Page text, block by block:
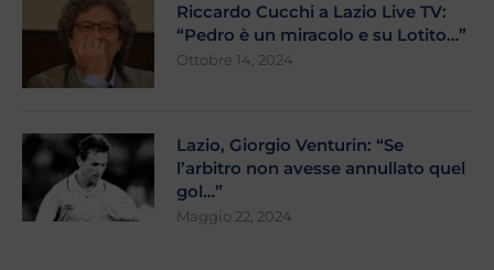
Riccardo Cucchi a Lazio Live TV:
“Pedro è un miracolo e su Lotito…”
Ottobre 14, 2024
Lazio, Giorgio Venturin: “Se
l’arbitro non avesse annullato quel
gol…”
Maggio 22, 2024